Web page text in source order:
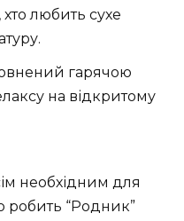
любить сухе
гарячою
на відкритому
необхідним для
робить “Родник”